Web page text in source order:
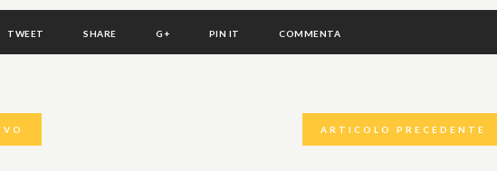
TWEET SHARE G+ PIN IT COMMENTA
ARTICOLO PRECEDENTE